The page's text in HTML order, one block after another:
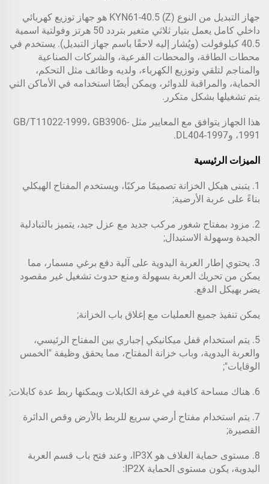
جهاز التبديل من النوع KYN61-40.5 (Z) هو جهاز توزيع كهربائي
داخلي كامل يعمل بتيار ثلاثي متغير بتردد 50 هرتز وفولتية اسمية
40.5 كيلوفولت (ويُشار إليه لاحقًا باسم جهاز التبديل). يستخدم في
محطات الطاقة، والمحطات الفرعية، والشركات الصناعية
والمناجم لتلقي وتوزيع الكهرباء، ولديه وظائف مثل التحكم،
الحماية، والمراقبة للدوائر، ويمكن أيضًا استخدامه في الأماكن التي
يتم تشغيلها بشكل متكرر.
هذا الجهاز يتوافق مع المعايير مثل GB/T11022-1999، GB3906-
1991، وDL404-1997.
الميزات الرئيسية
1. يتبنى هيكل الخزانة تصميمًا مركبًا، ويستخدم المفتاح الهيكلي
بناءً على عربة الأرضية;
2. مزود بمفتاح شغور مركب جديد مع عزل جيد، يتميز بالتبادلية
الجيدة وسهولة الاستبدال;
3. يحتوي إطار العربة اليدوية على آلية دفع برغي مسمار، مما
يمكن من تحريك العربة بسهولة ومنع حدوث تشغيل غير مقصود
يضر بهيكل الدفع.
يمكن تنفيذ جميع العمليات مع إغلاق باب الخزانة;
5. يتم استخدام قفل ميكانيكي إجباري بين المفتاح الرئيسي،
والعربة اليدوية، وباب خزانة المفتاح، مما يحقق وظيفة "الخمس
الوقايات";
6. هناك مساحة كافية في غرفة الكابلات ويمكنها ربط عدة كابلات;
7. يتم استخدام مفتاح أرضي سريع للربط بالأرض وقص الدائرة
القصيرة;
8. مستوى حماية الغلاف هو IP3X، وعند فتح باب قسم العربة
اليدوية، يكون مستوى الحماية IP2X: